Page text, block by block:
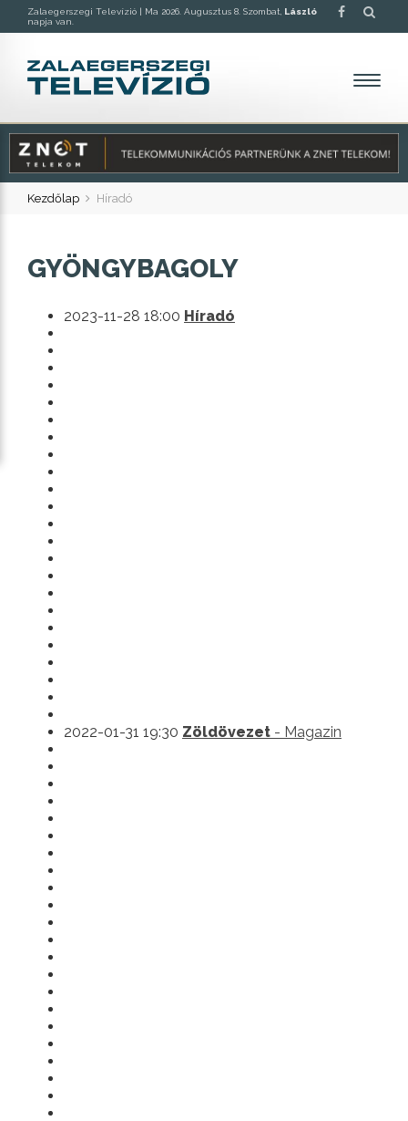
Zalaegerszegi Televízió | Ma 2026. Augusztus 8. Szombat, László
napja van.
Kezdőlap Híradó
GYÖNGYBAGOLY
2023-11-28 18:00 Híradó
2022-01-31 19:30 Zöldövezet - Magazin